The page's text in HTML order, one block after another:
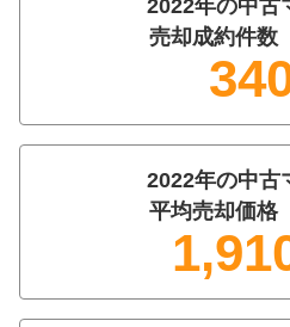
2022年の中古
売却成約件数
2022年の中古
平均売却価格